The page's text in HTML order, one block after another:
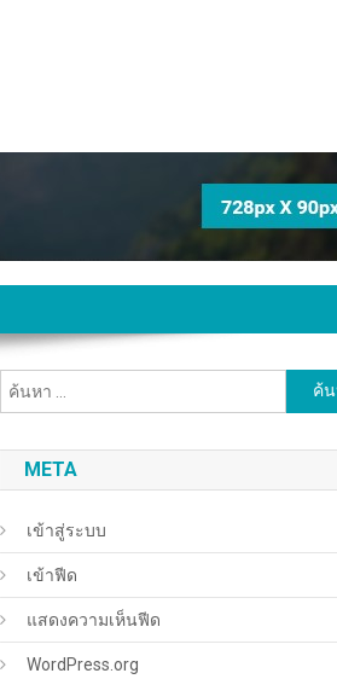
ค้นหา
สำหรั
META
เข้าสู่ระบบ
เข้าฟีด
แสดงความเห็นฟีด
WordPress.org